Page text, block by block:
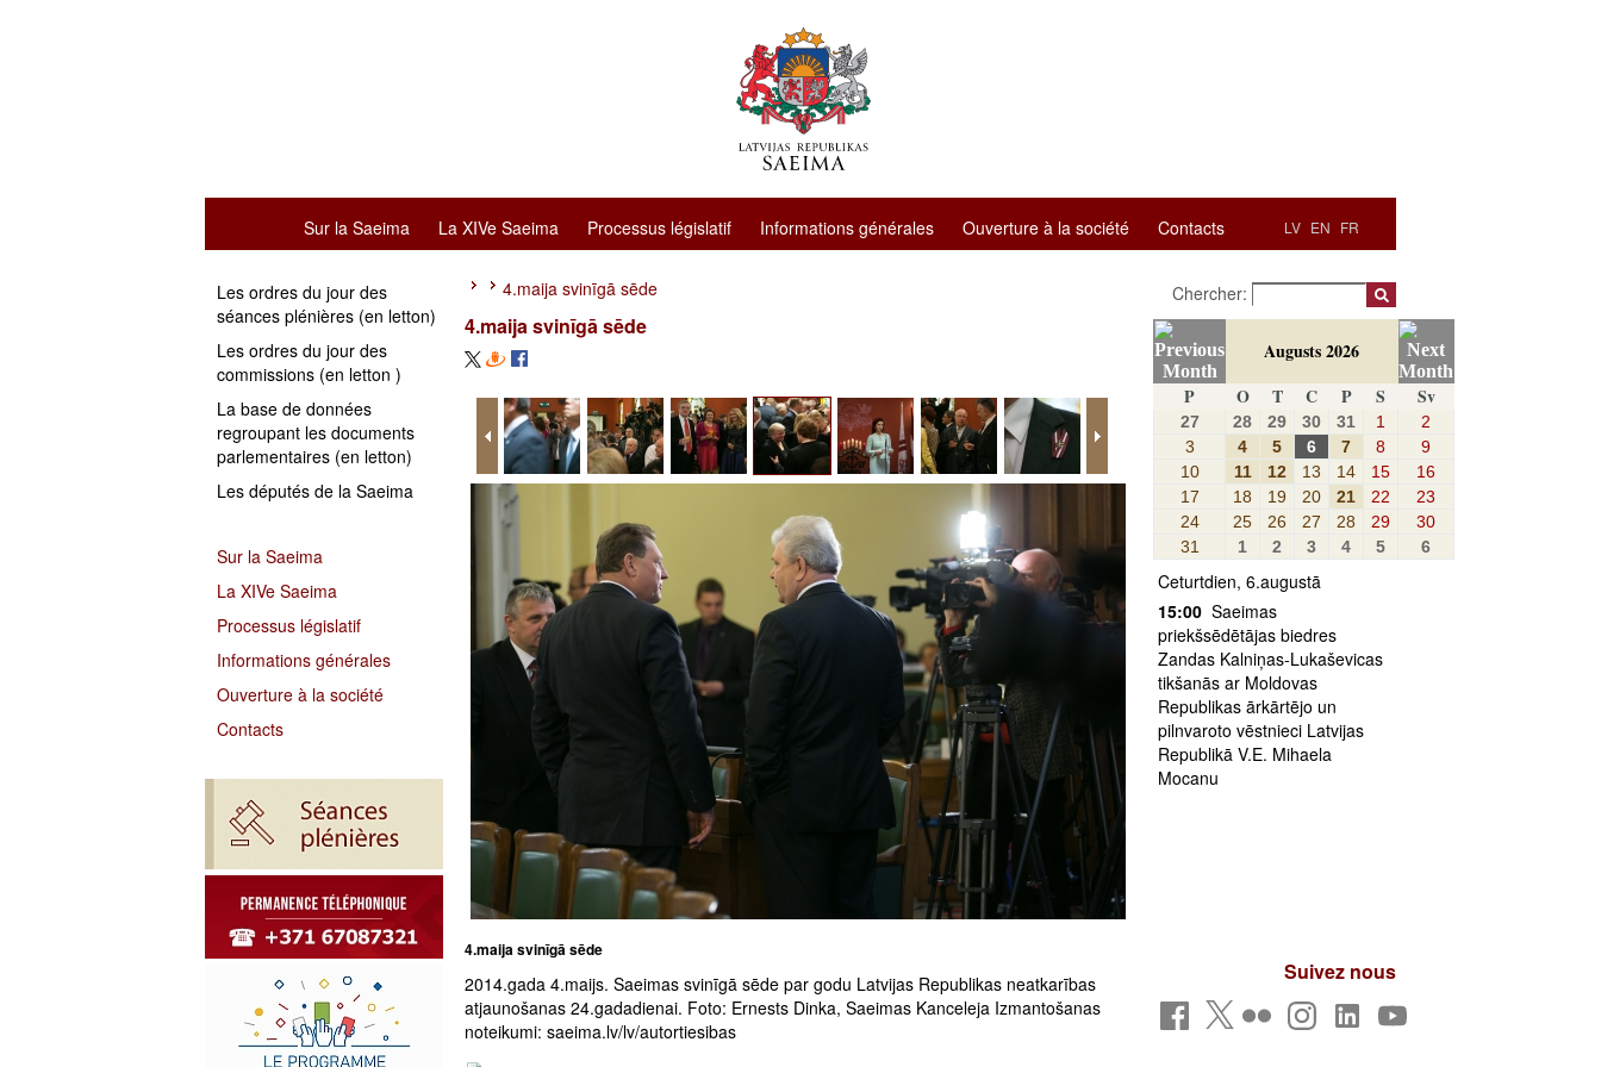
LV EN FR
Sur la Saeima La XIVe Saeima Processus législatif Informations générales Ouverture à la société Contacts
Les ordres du jour des
séances plénières (en letton)
Les ordres du jour des
commissions (en letton )
La base de données
regroupant les documents
parlementaires (en letton)
Les députés de la Saeima
Sur la Saeima
La XIVe Saeima
Processus législatif
Informations générales
Ouverture à la société
Contacts
4.maija svinīgā sēde
4.maija svinīgā sēde
4.maija svinīgā sēde
2014.gada 4.maijs. Saeimas svinīgā sēde par godu Latvijas Republikas neatkarības
atjaunošanas 24.gadadienai. Foto: Ernests Dinka, Saeimas Kanceleja Izmantošanas
noteikumi: saeima.lv/lv/autortiesibas
Chercher:
Augusts 2026
P
O T C P S Sv
27 28 29 30 31 1
2
3
4 5 6 7 8
9
10
11 12 13 14 15
16
17
18 19 20 21 22
23
24
25 26 27 28 29
30
31
1 2 3 4 5 6
Ceturtdien, 6.augustā
15:00 Saeimas
priekšsēdētājas biedres
Zandas Kalniņas-Lukaševicas
tikšanās ar Moldovas
Republikas ārkārtējo un
pilnvaroto vēstnieci Latvijas
Republikā V.E. Mihaela
Mocanu
Suivez nous